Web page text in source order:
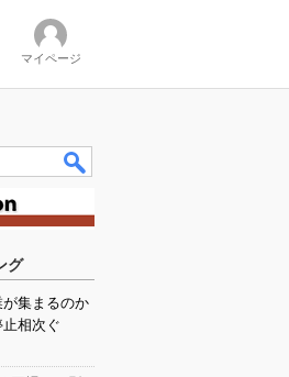
マイページ
グ
集まるのか
相次ぐ